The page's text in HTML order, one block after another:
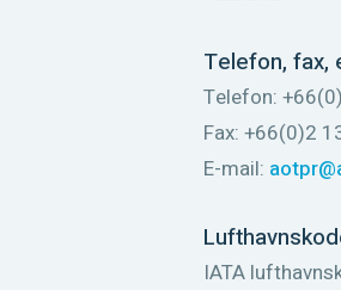
Telefon, fax,
Telefon:
Fax: +66(0)2
E-mail:
IATA